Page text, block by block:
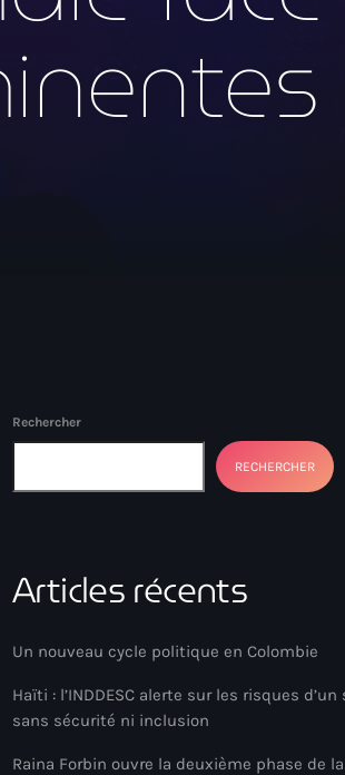
Rechercher
RECHERCHER
Articles récents
Un nouveau cycle politique en Colombie
Haïti : l’INDDESC alerte sur les risques
sans sécurité ni inclusion
Raina Forbin ouvre la deuxième phase de la